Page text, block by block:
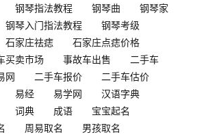
钢琴指法教程 钢琴曲
钢琴家
钢琴入门指法教程
钢琴考级
石家庄祛痣
石家庄点痣价格
买卖市场 事故车出售
二手车
网 二手车报价
二手车估价
易经 易学网
汉语字典
词典 成语
宝宝起名
周易取名
男孩取名